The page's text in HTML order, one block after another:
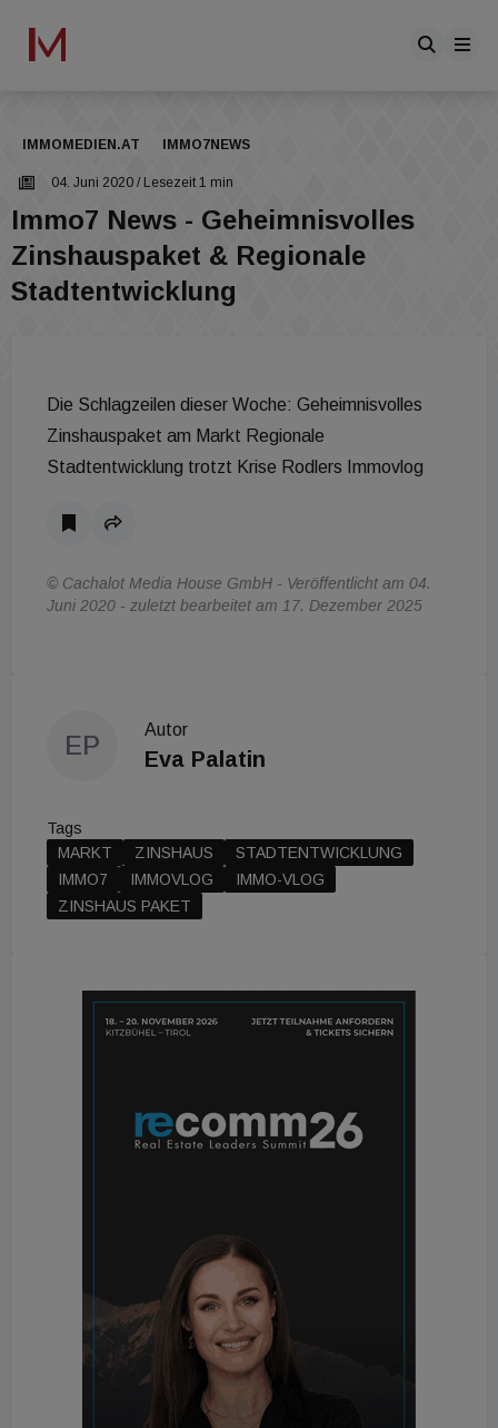
IMMOMEDIEN.AT IMMO7NEWS
04. Juni 2020 / Lesezeit 1 min
Immo7 News - Geheimnisvolles
Zinshauspaket & Regionale
Stadtentwicklung
Die Schlagzeilen dieser Woche: Geheimnisvolles
Zinshauspaket am Markt Regionale
Stadtentwicklung trotzt Krise Rodlers Immovlog
© Cachalot Media House GmbH - Veröffentlicht am 04.
Juni 2020 - zuletzt bearbeitet am 17. Dezember 2025
EP
Autor
Eva Palatin
Tags
MARKT
ZINSHAUS
STADTENTWICKLUNG
IMMO7
IMMOVLOG
IMMO-VLOG
ZINSHAUS PAKET